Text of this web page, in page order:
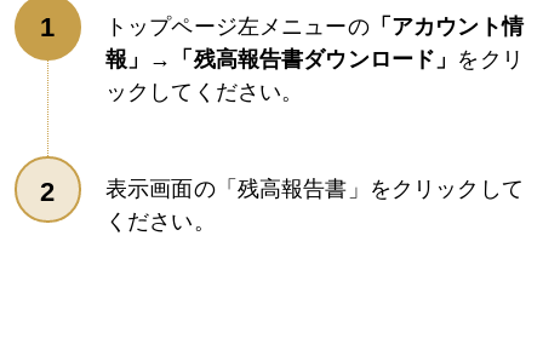
トップページ左メニューの「アカウント情
報」→「残高報告書ダウンロード」 をクリ
ックしてください。
表示画面の「残高報告書」をクリックして
ください。